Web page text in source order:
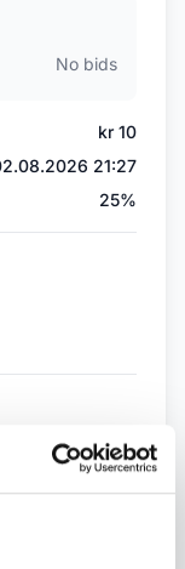
No bids
kr 10
21:27
25%